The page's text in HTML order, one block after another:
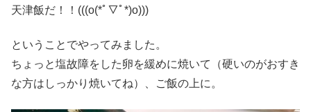
天津飯だ！！(((o(*ﾟ▽ﾟ*)o)))
ということでやってみました。
ちょっと塩故障をした卵を緩めに焼いて（硬いのがおすき
な方はしっかり焼いてね）、ご飯の上に。